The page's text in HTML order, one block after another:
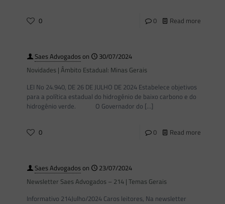
0 0 Read more
Saes Advogadoson
30/07/2024
Novidades | Âmbito Estadual: Minas Gerais
LEI No 24.940, DE 26 DE JULHO DE 2024 Estabelece objetivos
para a política estadual do hidrogênio de baixo carbono e do
hidrogênio verde. O Governador do […]
0 0 Read more
Saes Advogadoson
23/07/2024
Newsletter Saes Advogados – 214 | Temas Gerais
Informativo 214Julho/2024 Caros leitores, Na newsletter